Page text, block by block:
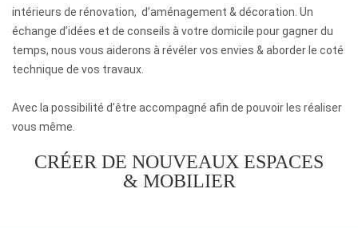
intérieurs de rénovation, d’aménagement & décoration. Un
échange d’idées et de conseils à votre domicile pour gagner du
temps, nous vous aiderons à révéler vos envies & aborder le coté
technique de vos travaux.
Avec la possibilité d’être accompagné afin de pouvoir les réaliser
vous même.
CRÉER DE NOUVEAUX ESPACES
& MOBILIER